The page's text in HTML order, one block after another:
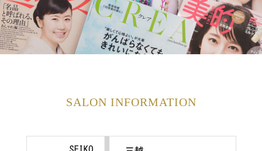
SALON INFORMATION